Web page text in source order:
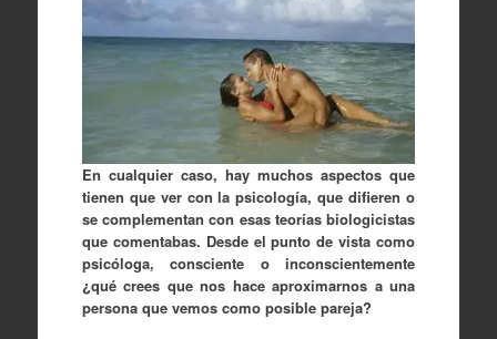
En cualquier caso, hay muchos aspectos que
tienen que ver con la psicología, que difieren o
se complementan con esas teorías biologicistas
que comentabas. Desde el punto de vista como
psicóloga, consciente o inconscientemente
¿qué crees que nos hace aproximarnos a una
persona que vemos como posible pareja?